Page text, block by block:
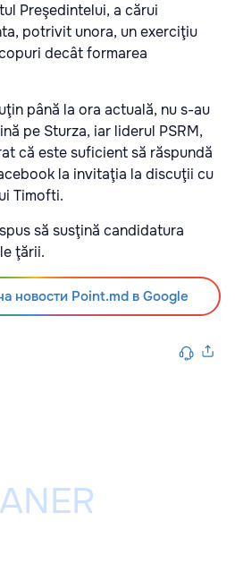
Preşedintelui, a cărui
potrivit unora, un exerciţiu
decât formarea
până la ora actuală, nu s-au
pe Sturza, iar liderul PSRM,
că este suficient să răspundă
la invitaţia la discuţii cu
Timofti.
să susţină candidatura
ţării.
новости Point.md в Google